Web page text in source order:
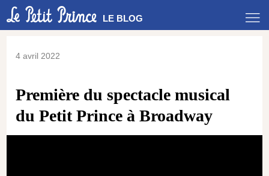
LE BLOG
4 avril 2022
Première du spectacle musical
du Petit Prince à Broadway